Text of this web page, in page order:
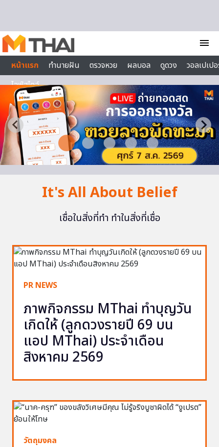
menu
หน้าแรก
ทำนายฝัน ตรวจหวย ผลบอล ดูดวง
วอลเปเป
ไลฟ์สไตล์
It's All About Belief
เชื่อในสิ่งที่ทำ ทำในสิ่งที่เชื่อ
PR NEWS
ภาพกิจกรรม MThai ทำบุญวัน
เกิดให้ (ลูกดวงรายปี 69 บน
แอป MThai) ประจำเดือน
สิงหาคม 2569
วัตถุมงคล